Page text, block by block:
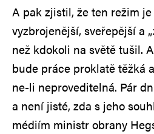
A pak zjistil, že ten režim
vyzbrojenější, sveřepější a
než kdokoli na světě tušil.
bude práce proklatě těžká
ne-li neproveditelná. Pár
a není jisté, zda s jeho
médiím ministr obrany